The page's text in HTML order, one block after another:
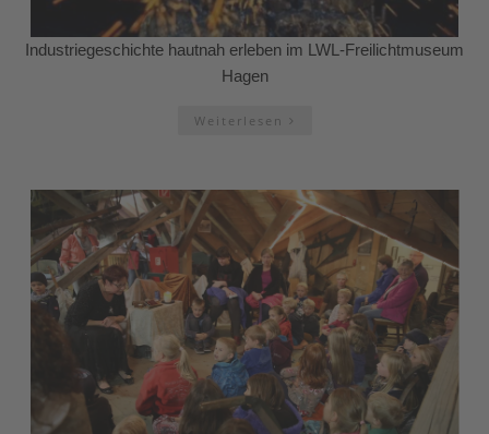
Industriegeschichte hautnah erleben im LWL-Freilichtmuseum
Hagen
Weiterlesen